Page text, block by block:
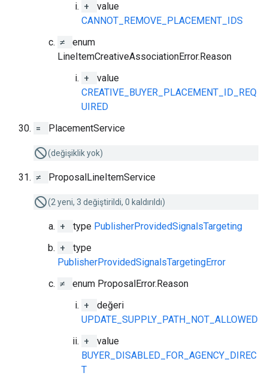
+
value
CANNOT_REMOVE_PLACEMENT_IDS
≠
enum
LineItemCreativeAssociationError.Reason
+
value
CREATIVE_BUYER_PLACEMENT_ID_REQ
UIRED
=
PlacementService
(değişiklik yok)
≠ ProposalLineItemService
(2 yeni, 3 değiştirildi, 0 kaldırıldı)
+ type PublisherProvidedSignalsTargeting
+
type
PublisherProvidedSignalsTargetingError
≠
enum ProposalError.Reason
+
değeri
UPDATE_SUPPLY_PATH_NOT_ALLOWED
+
value
BUYER_DISABLED_FOR_AGENCY_DIREC
T